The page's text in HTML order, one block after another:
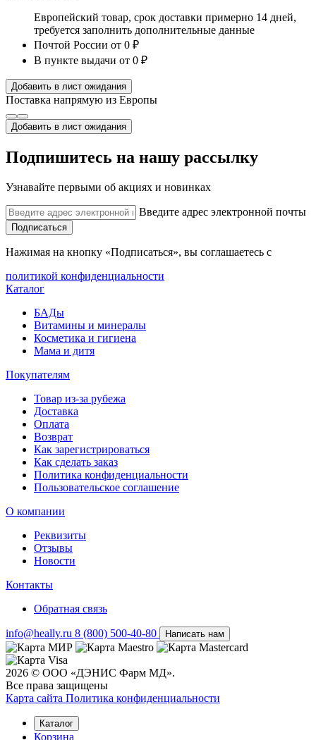
Европейский товар, срок доставки примерно 14 дней,
требуется заполнить дополнительные данные
Почтой России от 0 ₽
В пункте выдачи от 0 ₽
Добавить в лист ожидания
Поставка напрямую из Европы
Добавить в лист ожидания
Подпишитесь на нашу рассылку
Узнавайте первыми об акциях и новинках
Введите адрес электронной почты
Подписаться
Нажимая на кнопку «Подписаться», вы соглашаетесь с
политикой конфиденциальности
Каталог
БАДы
Витамины и минералы
Косметика и гигиена
Мама и дитя
Покупателям
Товар из-за рубежа
Доставка
Оплата
Возврат
Как зарегистрироваться
Как сделать заказ
Политика конфиденциальности
Пользовательское соглашение
О компании
Реквизиты
Отзывы
Новости
Контакты
Обратная связь
info@heally.ru 8 (800) 500-40-80 Написать нам
2026 © ООО «ДЭНИС Фарм МД».
Все права защищены
Карта сайта Политика конфиден­циальности
Каталог
Корзина